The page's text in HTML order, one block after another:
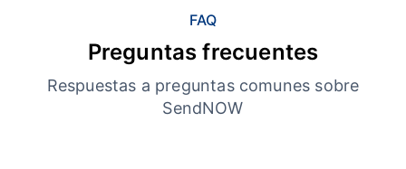
FAQ
Preguntas frecuentes
Respuestas a preguntas comunes sobre
SendNOW